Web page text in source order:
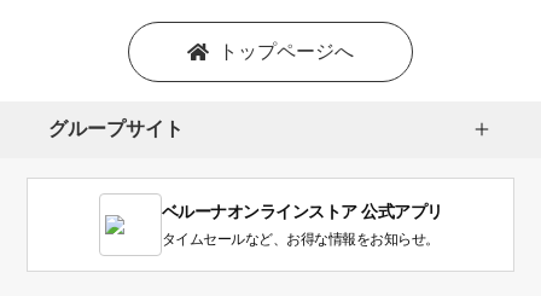
トップページへ
グループサイト
ベルーナオンラインストア 公式アプリ
タイムセールなど、お得な情報をお知らせ。